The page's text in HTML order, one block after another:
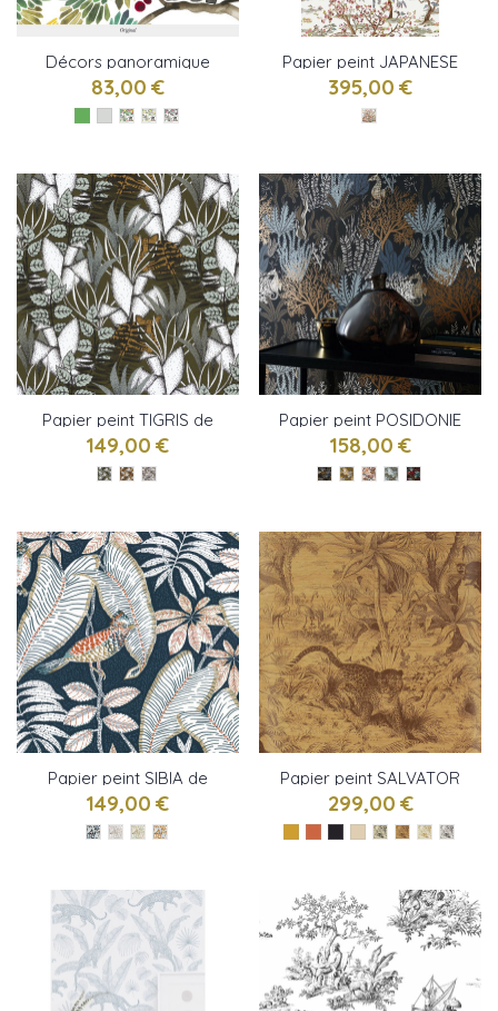
Décors panoramique
LEMURIENS de Isidore
Leroy
83,00 €
Papier peint JAPANESE
GARDEN de OSBORNE &
LITTLE
395,00 €
Papier peint TIGRIS de
Casamance
149,00 €
Papier peint POSIDONIE
de Casamance
158,00 €
Papier peint SIBIA de
Casamance
149,00 €
Papier peint SALVATOR
de Manuel Canovas
299,00 €